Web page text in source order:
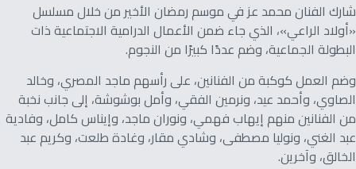
شارك الفنان محمد عز في موسم رمضان الأخير من خلال مسلسل
«أولاد الراعي»، الذي جاء ضمن الأعمال الدرامية الاجتماعية ذات
البطولة الجماعية، وضم عددًا كبيرًا من النجوم.
وضم العمل كوكبة من الفنانين، على رأسهم ماجد المصري، وخالد
الصاوي، وأحمد عيد، ونرمين الفقي، وأمل بوشوشة، إلى جانب نخبة
من الفنانين منهم إيهاب فهمي، ونوران ماجد، وإيناس كامل، وفادية
عبد الغني، ونوليا مصطفى، وشادي مقار، وغادة طلعت، وكريم عبد
الخالق، وآخرين.